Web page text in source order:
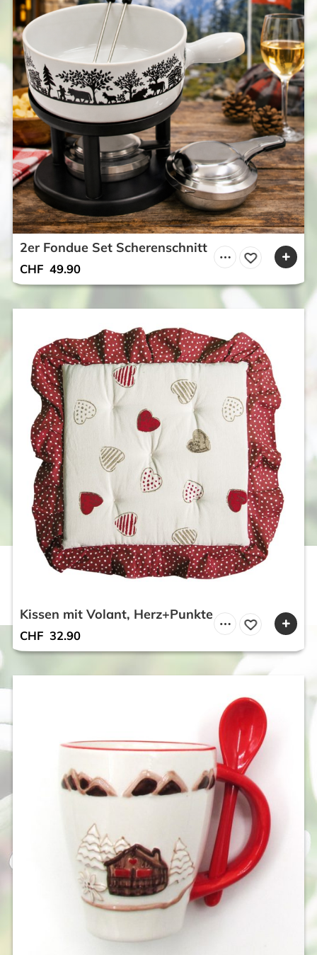
2er Fondue Set Scherenschnitt
CHF 49.90
Kissen mit Volant, Herz+Punkte
CHF 32.90